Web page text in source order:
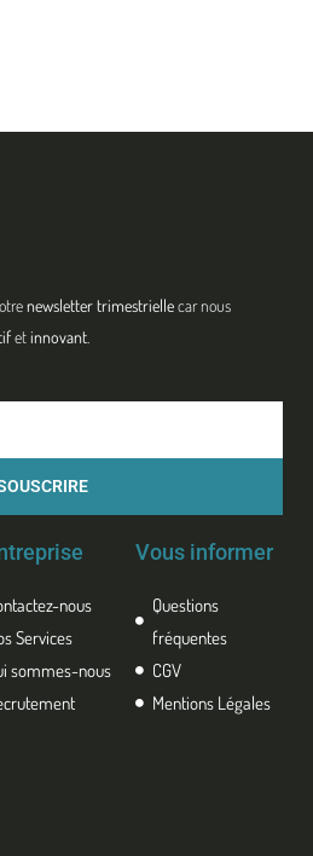
newsletter trimestriellecar nous
etinnovant
nous
Services
sommes-nous
Vous informer
Questions
fréquentes
CGV
Mentions Légales